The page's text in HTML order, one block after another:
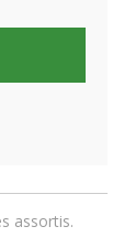
assortis.